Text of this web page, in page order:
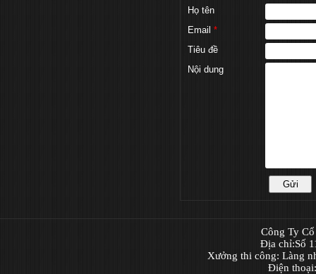
Họ tên
Email *
Tiêu đề
Nội dung
Công Ty
Địa chỉ:Số
Xưởng thi công: Làng
Điện